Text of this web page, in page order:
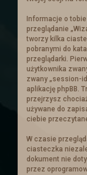
aby
Informacje o tobie
przeglądanie
tworzy kilka
pobranymi do
przeglądarki.
użytkownika
zwany „session-
aplikację phpBB.
przejrzysz
używane do
ciebie
W czasie
ciasteczka
dokument nie
przez